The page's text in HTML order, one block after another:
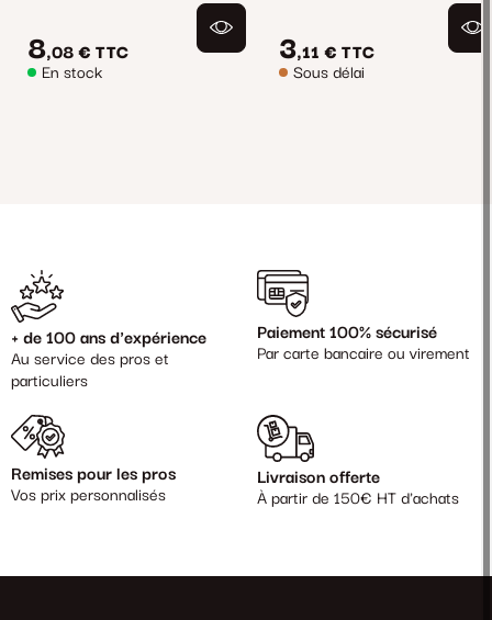
8,08 € TTC
En stock
3,11 € TTC
Sous délai
+ de 100 ans d'expérience
Au service des pros et
particuliers
Paiement 100% sécurisé
Par carte bancaire ou virement
Remises pour les pros
Vos prix personnalisés
Livraison offerte
À partir de 150€ HT d'achats